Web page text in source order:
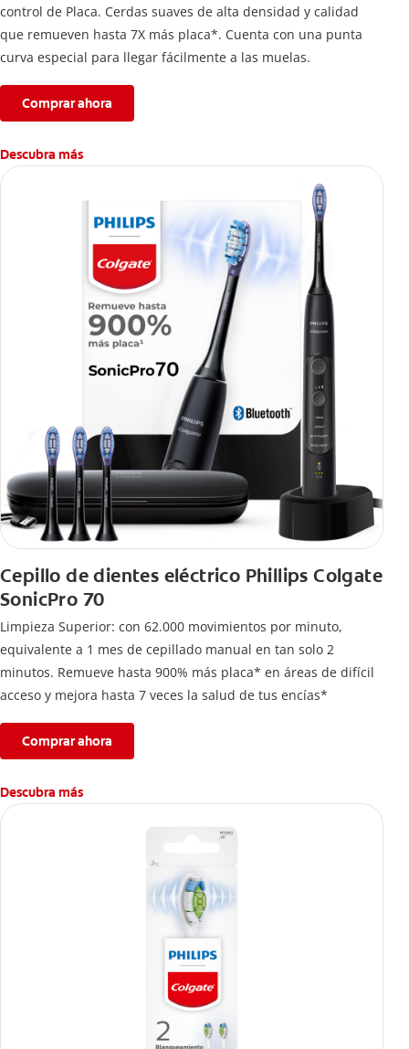
control de Placa. Cerdas suaves de alta densidad y calidad
que remueven hasta 7X más placa*. Cuenta con una punta
curva especial para llegar fácilmente a las muelas.
Comprar ahora
Descubra más
Cepillo de dientes eléctrico Phillips Colgate
SonicPro 70
Limpieza Superior: con 62.000 movimientos por minuto,
equivalente a 1 mes de cepillado manual en tan solo 2
minutos. Remueve hasta 900% más placa* en áreas de difícil
acceso y mejora hasta 7 veces la salud de tus encías*
Comprar ahora
Descubra más